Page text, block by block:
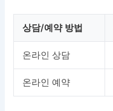
상담/예약 방법
온라인 상담
온라인 예약